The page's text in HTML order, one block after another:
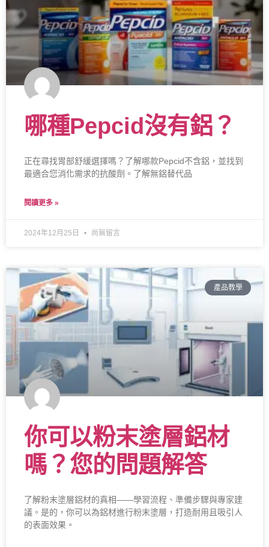
哪種Pepcid沒有鋁？
正在尋找胃部舒緩選擇嗎？了解哪款Pepcid不含鋁，並找到
最適合您消化需求的抗酸劑。了解無鋁替代品
閱讀更多 »
2024年12月25日 尚無留言
產品教學
你可以粉末塗層鋁材
嗎？您的問題解答
了解粉末塗層鋁材的真相——學習流程、準備步驟與專家建
議。是的，你可以為鋁材進行粉末塗層，打造耐用且吸引人
的表面效果。